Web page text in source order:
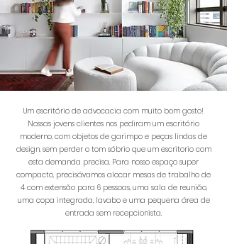
Um escritório de advocacia com muito bom gosto!
Nossas jovens clientes nos pediram um escritório
moderno, com objetos de garimpo e peças lindas de
design, sem perder o tom sóbrio que um escritorio com
esta demanda precisa. Para nosso espaço super
compacto, precisávamos alocar mesas de trabalho de
4 com extensão para 6 pessoas, uma sala de reunião,
uma copa integrada, lavabo e uma pequena área de
entrada sem recepcionista.